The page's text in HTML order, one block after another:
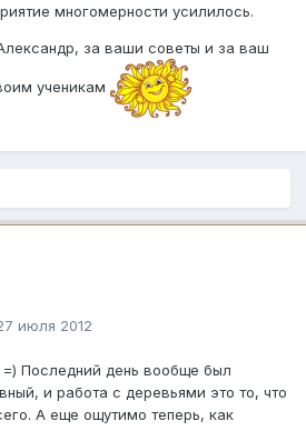
многомерности усилилось.
за ваши советы и за ваш
ученикам
июля 2012
Последний день вообще был
и работа с деревьями это то, что
А еще ощутимо теперь, как